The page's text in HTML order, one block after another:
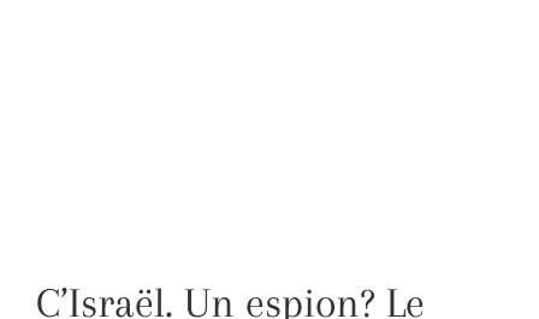
C’Israël. Un espion? Le